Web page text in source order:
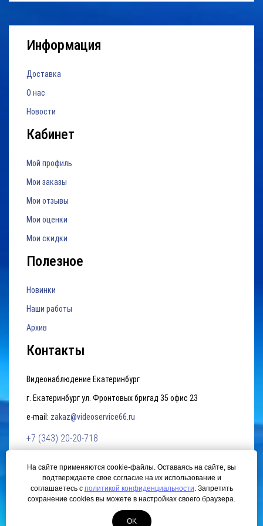
Информация
Доставка
О нас
Новости
Кабинет
Мой профиль
Мои заказы
Мои отзывы
Мои оценки
Мои скидки
Полезное
Новинки
Наши работы
Архив
Контакты
Видеонаблюдение Екатеринбург
г. Екатеринбург ул. Фронтовых бригад 35 офис 23
e-mail: zakaz@videoservice66.ru
+7 (343) 20-20-718
На сайте применяются cookie-файлы. Оставаясь на сайте, вы
подтверждаете свое согласие на их использование и
соглашаетесь с политикой конфиденциальности. Запретить
сохранение cookies вы можете в настройках своего браузера.
OK
Политика конфиденциальности
© 2015 Видеонаблюдение Екатеринбург. Создание сайта —
Системы ip видеонаблюдения.